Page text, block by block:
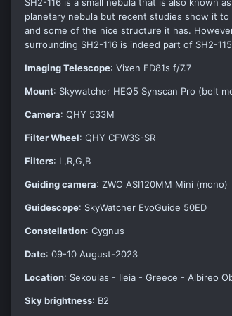
SH2-116 is a small nebula that is also known
planetary nebula but recent studies show it
and some of the nice structure it has.
surrounding SH2-116 is indeed part of SH2-
Imaging Telescope: Vixen ED81s f/7.7
Mount: Skywatcher HEQ5 Synscan Pro (belt
Camera: QHY 533M
Filter Wheel: QHY CFW3S-SR
Filters: L,R,G,B
Guiding camera: ZWO ASI120MM Mini (mono)
Guidescope: SkyWatcher EvoGuide 50ED
Constellation: Cygnus
Date: 09-10 August-2023
Location: Sekoulas - Ileia - Greece - Albireo
Sky brightness: B2